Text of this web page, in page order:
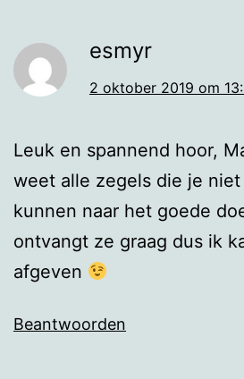
esmyr
2 oktober 2019 om
Leuk en spannend hoor,
weet alle zegels die je
kunnen naar het goede
ontvangt ze graag dus ik
afgeven
Beantwoorden